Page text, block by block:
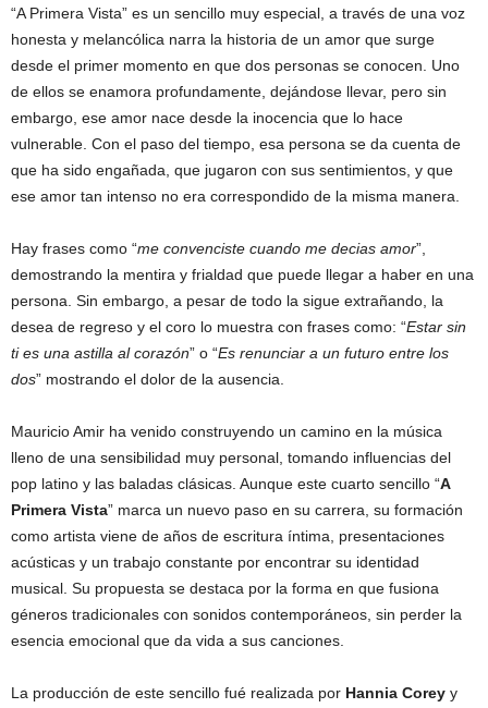
“A Primera Vista” es un sencillo muy especial, a través de una voz
honesta y melancólica narra la historia de un amor que surge
desde el primer momento en que dos personas se conocen. Uno
de ellos se enamora profundamente, dejándose llevar, pero sin
embargo, ese amor nace desde la inocencia que lo hace
vulnerable. Con el paso del tiempo, esa persona se da cuenta de
que ha sido engañada, que jugaron con sus sentimientos, y que
ese amor tan intenso no era correspondido de la misma manera.
Hay frases como “me convenciste cuando me decias amor”,
demostrando la mentira y frialdad que puede llegar a haber en una
persona. Sin embargo, a pesar de todo la sigue extrañando, la
desea de regreso y el coro lo muestra con frases como: “Estar sin
ti es una astilla al corazón” o “Es renunciar a un futuro entre los
dos” mostrando el dolor de la ausencia.
Mauricio Amir ha venido construyendo un camino en la música
lleno de una sensibilidad muy personal, tomando influencias del
pop latino y las baladas clásicas. Aunque este cuarto sencillo “A
Primera Vista” marca un nuevo paso en su carrera, su formación
como artista viene de años de escritura íntima, presentaciones
acústicas y un trabajo constante por encontrar su identidad
musical. Su propuesta se destaca por la forma en que fusiona
géneros tradicionales con sonidos contemporáneos, sin perder la
esencia emocional que da vida a sus canciones.
La producción de este sencillo fué realizada por Hannia Corey y